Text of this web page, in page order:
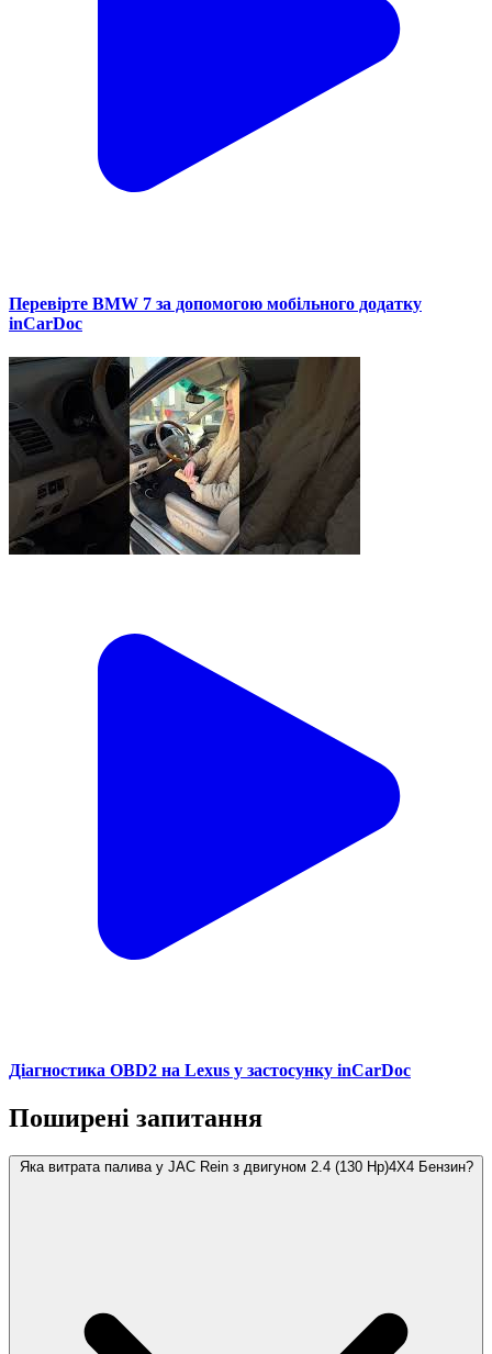
Перевірте BMW 7 за допомогою мобільного додатку
inCarDoc
Діагностика OBD2 на Lexus у застосунку inCarDoc
Поширені запитання
Яка витрата палива у JAC Rein з двигуном 2.4 (130 Hp)4X4 Бензин?